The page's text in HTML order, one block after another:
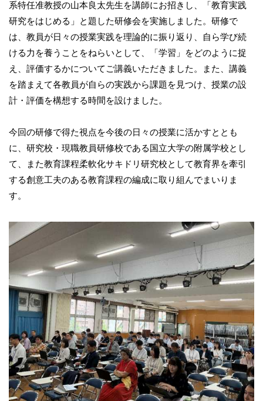
系特任准教授の山本良太先生を講師にお招きし、「教育実践
研究をはじめる」と題した研修会を実施しました。研修で
は、教員が日々の授業実践を理論的に振り返り、自ら学び続
ける力を養うことをねらいとして、「学習」をどのように捉
え、評価するかについてご講義いただきました。また、講義
を踏まえて各教員が自らの実践から課題を見つけ、授業の設
計・評価を構想する時間を設けました。
今回の研修で得た視点を今後の日々の授業に活かすととも
に、研究校・現職教員研修校である国立大学の附属学校とし
て、また教育課程柔軟化サキドリ研究校として教育界を牽引
する創意工夫のある教育課程の編成に取り組んでまいりま
す。